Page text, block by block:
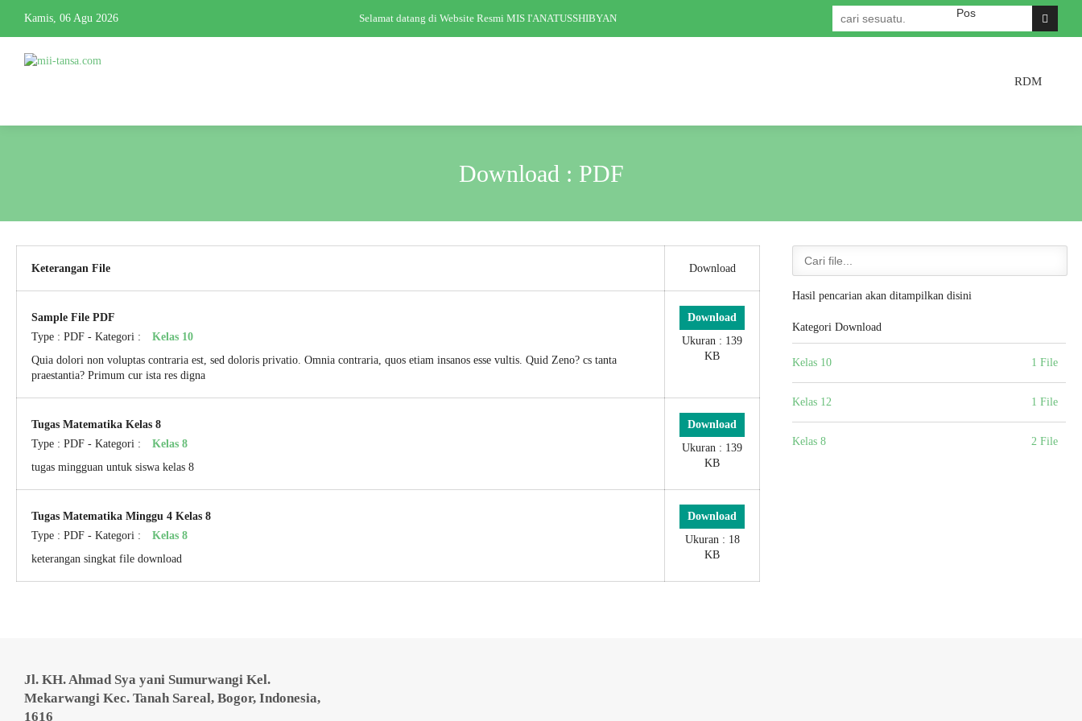
Kamis, 06 Agu 2026 Selamat datang di Website
Selamat datang di Website Resmi MIS I'ANATUSSHIBYAN
RDM
Download : PDF
Keterangan File Download
Sample File PDF
Type : PDF - Kategori :
Kelas 10
Quia dolori non voluptas contraria est, sed doloris privatio. Omnia contraria, quos etiam insanos esse vultis. Quid Zeno? cs tanta
praestantia? Primum cur ista res digna
Download
Ukuran : 139
KB
Tugas Matematika Kelas 8
Type : PDF - Kategori :
Kelas 8
tugas mingguan untuk siswa kelas 8
Download
Ukuran : 139
KB
Tugas Matematika Minggu 4 Kelas 8
Type : PDF - Kategori :
Kelas 8
keterangan singkat file download
Download
Ukuran : 18
KB
Hasil pencarian akan ditampilkan disini
Kategori Download
Kelas 10 1 File
Kelas 12 1 File
Kelas 8 2 File
Jl. KH. Ahmad Sya yani Sumurwangi Kel.
Mekarwangi Kec. Tanah Sareal, Bogor, Indonesia,
1616